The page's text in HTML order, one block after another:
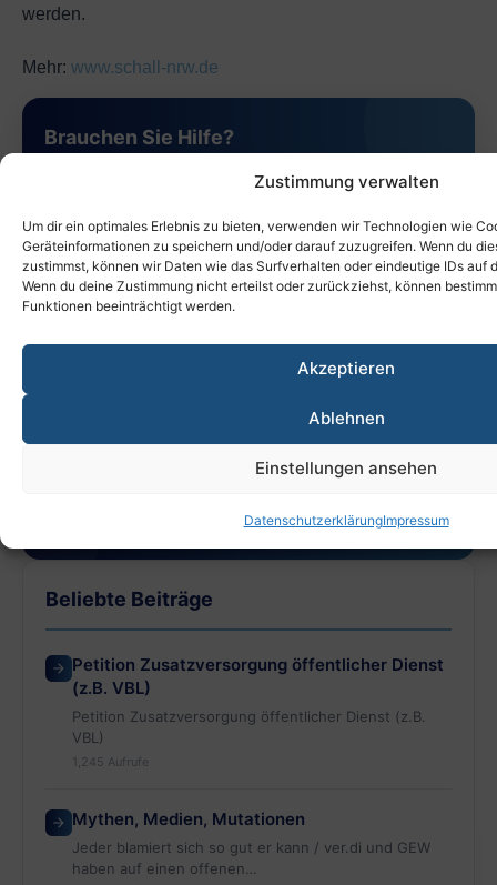
Zustimmung verwalten
Um dir ein optimales Erlebnis zu bieten, verwenden wir Technologien wie
Geräteinformationen zu speichern und/oder darauf zuzugreifen. Wenn du
zustimmst, können wir Daten wie das Surfverhalten oder eindeutige IDs auf
Wenn du deine Zustimmung nicht erteilst oder zurückziehst, können
Funktionen beeinträchtigt werden.
Akzeptieren
Ablehnen
Einstellungen ansehen
DatenschutzerklärungImpressum
werden.
Mehr: www.schall-nrw.de
Brauchen Sie Hilfe?
Wir beraten Sie gerne zu Ihrem Anliegen rund um
Beitritt.
Kontakt aufnehmen
Beliebte Beiträge
Petition Zusatzversorgung öffentlicher Dienst
(z.B. VBL)
Petition Zusatzversorgung öffentlicher Dienst (z.B.
VBL)
1,245 Aufrufe
Mythen, Medien, Mutationen
Jeder blamiert sich so gut er kann / ver.di und GEW
haben auf einen offenen…